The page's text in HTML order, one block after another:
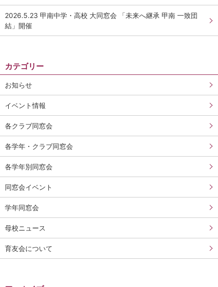
2026.5.23 甲南中学・高校 大同窓会 「未来へ継承 甲南 一致団
結」開催
カテゴリー
お知らせ
イベント情報
各クラブ同窓会
各学年・クラブ同窓会
各学年別同窓会
同窓会イベント
学年同窓会
母校ニュース
育友会について